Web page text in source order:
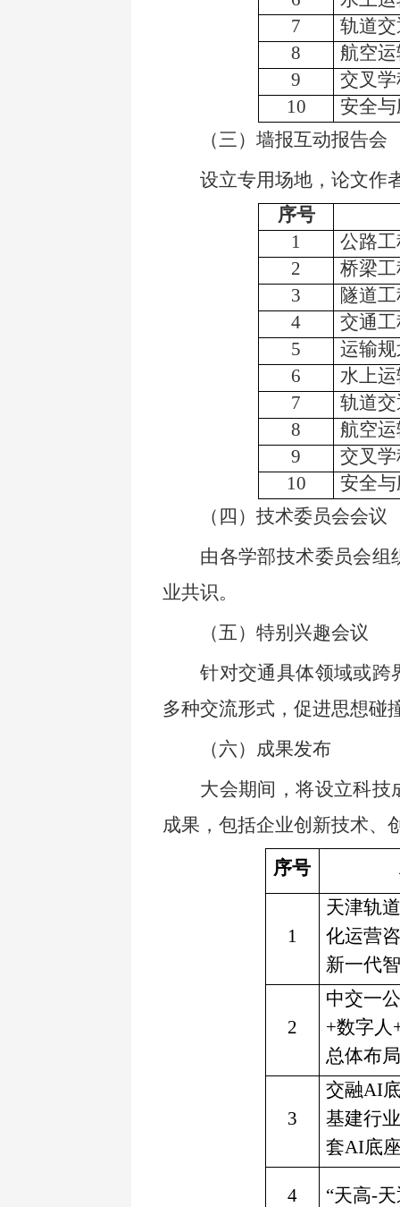
7
轨道
8
航空
9
交叉
10
安全
（三）墙报互动报告会
设立专用场地，论文作
序号
1
公路
2
桥梁
3
隧道
4
交通
5
运输
6
水上
7
轨道
8
航空
9
交叉
10
安全
（四）技术委员会会议
由各学部技术委员会组
业共识。
（五）特别兴趣会议
针对交通具体领域或跨
多种交流形式，促进思想碰
（六） 成果发布
大会期间，将设立科技
成果，包括企业创新技术、
序号
1
天津轨
化运营
新一代
2
中交一
+数字人
总体布
3
交融AI
基建行
套AI底
4 “天高-